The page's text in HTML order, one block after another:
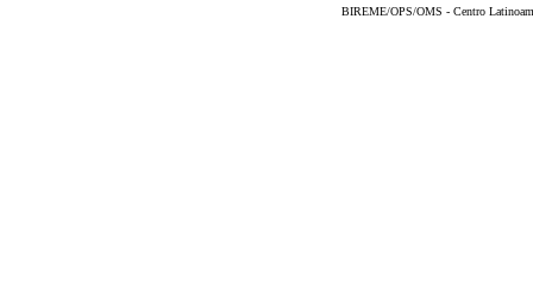
BIREME/OPS/OMS - Centro